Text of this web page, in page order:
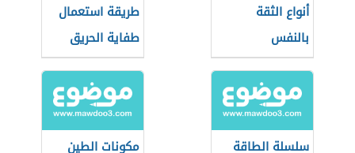
أنواع الثقة
بالنفس
طريقة استعمال
طفاية الحريق
سلسلة الطاقة مكونات الطين